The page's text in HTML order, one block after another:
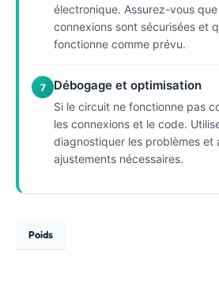
électronique. Assurez-vous
connexions sont sécurisées et
fonctionne comme prévu.
7 Débogage et optimisation
Si le circuit ne fonctionne pas
les connexions et le code.
diagnostiquer les problèmes et
ajustements nécessaires.
Poids